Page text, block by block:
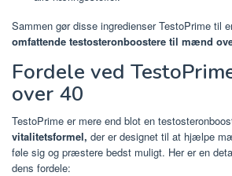
Sammen gør disse ingredienser TestoPrime til
omfattende testosteronboostere til mænd
Fordele ved
over 40
TestoPrime er mere end blot en
vitalitetsformel, der er designet til at hjælpe
føle sig og præstere bedst muligt. Her er en
dens fordele: